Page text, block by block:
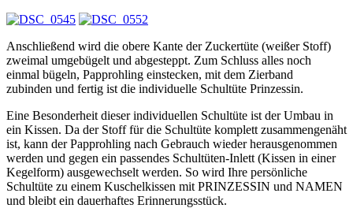
Anschließend wird die obere Kante der Zuckertüte (weißer Stoff)
zweimal umgebügelt und abgesteppt. Zum Schluss alles noch
einmal bügeln, Papprohling einstecken, mit dem Zierband
zubinden und fertig ist die individuelle Schultüte Prinzessin.
Eine Besonderheit dieser individuellen Schultüte ist der Umbau in
ein Kissen. Da der Stoff für die Schultüte komplett zusammengenäht
ist, kann der Papprohling nach Gebrauch wieder herausgenommen
werden und gegen ein passendes Schultüten-Inlett (Kissen in einer
Kegelform) ausgewechselt werden. So wird Ihre persönliche
Schultüte zu einem Kuschelkissen mit PRINZESSIN und NAMEN
und bleibt ein dauerhaftes Erinnerungsstück.